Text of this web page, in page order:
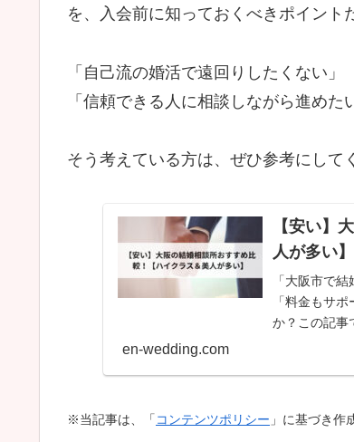
を、入会前に知っておくべきポイント
「自己流の婚活で遠回りしたくない」
「信頼できる人に相談しながら進めた
そう考えている方は、ぜひ参考にして
【安い】
人が多い】
「大阪市で
「料金もサ
か？この記事
en-wedding.com
※当記事は、「 コンテンツポリシー 」に基づき作